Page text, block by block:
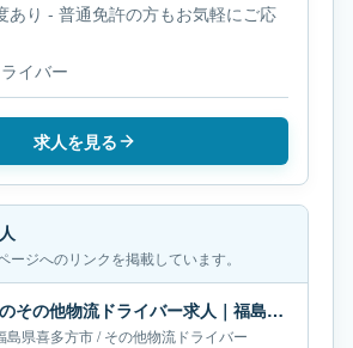
あり - 普通免許の方もお気軽にご応
イバー
求人を見る
ージへのリンクを掲載しています。
株式会社ベストのその他物流ドライバー求人｜福島県喜多方市｜月給35万-36万円
島県喜多方市/その他物流ドライバー